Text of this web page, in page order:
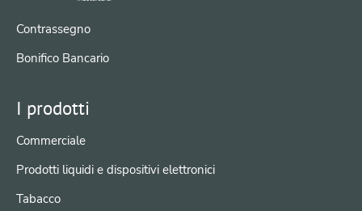
Contrassegno
Bonifico Bancario
I prodotti
Commerciale
Prodotti liquidi e dispositivi elettronici
Tabacco